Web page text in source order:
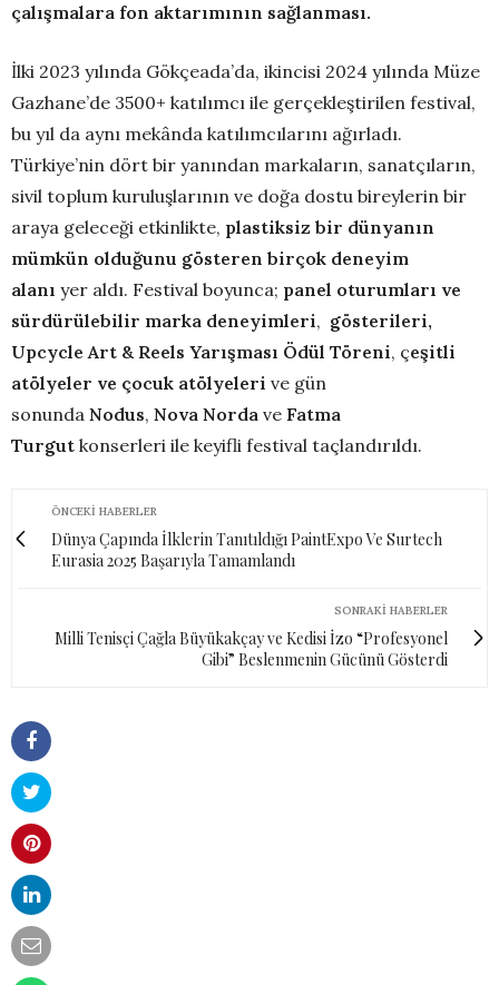
çalışmalara fon aktarımının sağlanması.
İlki 2023 yılında Gökçeada’da, ikincisi 2024 yılında Müze
Gazhane’de 3500+ katılımcı ile gerçekleştirilen festival,
bu yıl da aynı mekânda katılımcılarını ağırladı.
Türkiye’nin dört bir yanından markaların, sanatçıların,
sivil toplum kuruluşlarının ve doğa dostu bireylerin bir
araya geleceği etkinlikte, plastiksiz bir dünyanın
mümkün olduğunu gösteren birçok deneyim
alanı yer aldı. Festival boyunca; panel oturumları ve
sürdürülebilir marka deneyimleri, gösterileri,
Upcycle Art & Reels Yarışması Ödül Töreni, çeşitli
atölyeler ve çocuk atölyeleri ve gün
sonunda Nodus, Nova Norda ve Fatma
Turgut konserleri ile keyifli festival taçlandırıldı.
ÖNCEKI HABERLER
Dünya Çapında İlklerin Tanıtıldığı PaintExpo Ve Surtech
Eurasia 2025 Başarıyla Tamamlandı
SONRAKI HABERLER
Milli Tenisçi Çağla Büyükakçay ve Kedisi İzo “Profesyonel
Gibi” Beslenmenin Gücünü Gösterdi